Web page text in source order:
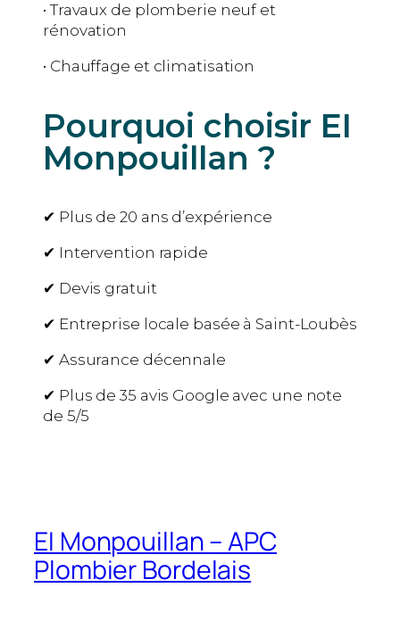
• Travaux de plomberie neuf et
rénovation
• Chauffage et climatisation
Pourquoi choisir EI
Monpouillan ?
✔ Plus de 20 ans d’expérience
✔ Intervention rapide
✔ Devis gratuit
✔ Entreprise locale basée à Saint-Loubès
✔ Assurance décennale
✔ Plus de 35 avis Google avec une note
de 5/5
EI Monpouillan – APC
Plombier Bordelais